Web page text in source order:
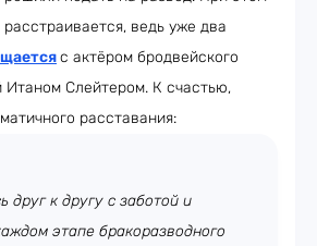
расстраивается, ведь уже два
с актёром бродвейского
Итаном Слейтером. К счастью,
расставания:
друг к другу с заботой и
этапе бракоразводного